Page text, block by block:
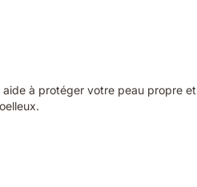
à protéger votre peau propre